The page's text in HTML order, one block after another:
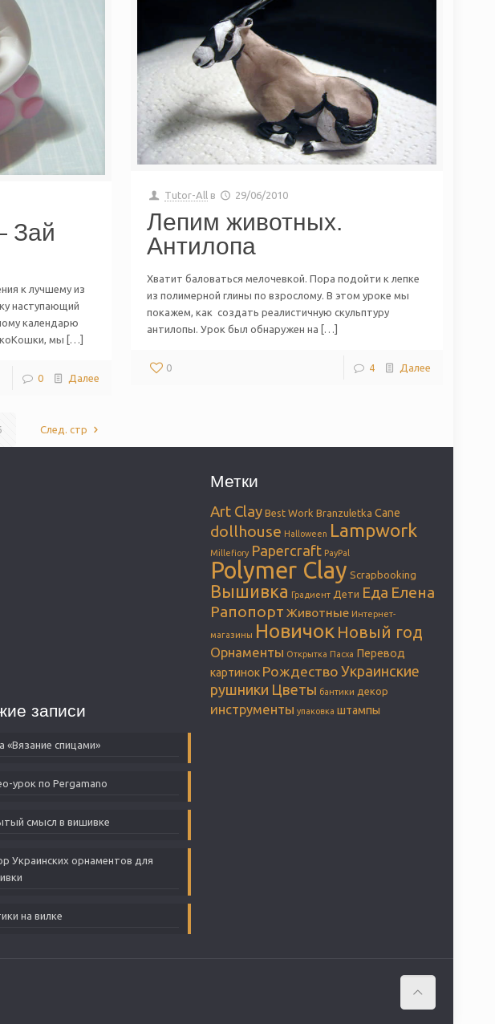
Зай
к лучшему из
наступающий
календарю
мы […]
0 Далее
Tutor-All в 29/06/2010
Лепим животных.
Антилопа
Хватит баловаться мелочевкой. Пора подойти к лепке
из полимерной глины по взрослому. В этом уроке мы
покажем, как создать реалистичную скульптуру
антилопы. Урок был обнаружен на […]
0 4 Далее
След. стр
записи
«Вязание спицами»
урок по Pergamano
смысл в вишивке
Украинских орнаментов для
на вилке
Метки
Art Clay Best Work Branzuletka Cane
dollhouse Halloween Lampwork
Millefiory Papercraft PayPal
Polymer Clay Scrapbooking
Вышивка Градиент Дети Еда Елена
Рапопорт Животные Интернет-
магазины Новичок Новый год
Орнаменты Открытка Пасха Перевод
картинок Рождество Украинские
рушники Цветы бантики декор
инструменты упаковка штампы